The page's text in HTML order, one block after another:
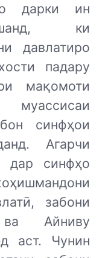
дарки ин
ки
давлатиро
падару
мақомоти
синфҳои
Агарчи
дар синфҳо
забони
Айниву
аст. Чунин